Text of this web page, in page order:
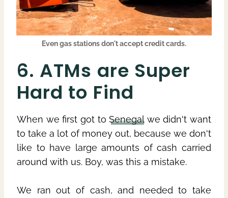
Even gas stations don't accept credit cards.
6. ATMs are Super
Hard to Find
When we first got toSenegalwe didn't want
to take a lot of money out, because we don't
like to have large amounts of cash carried
around with us. Boy, was this a mistake.
We ran out of cash, and needed to take